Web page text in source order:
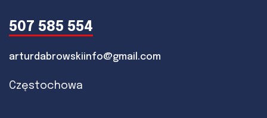
507 585 554
arturdabrowskiinfo@gmail.com
Częstochowa